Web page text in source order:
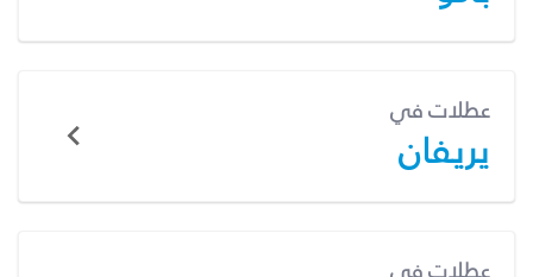
عطلات في
يريفان